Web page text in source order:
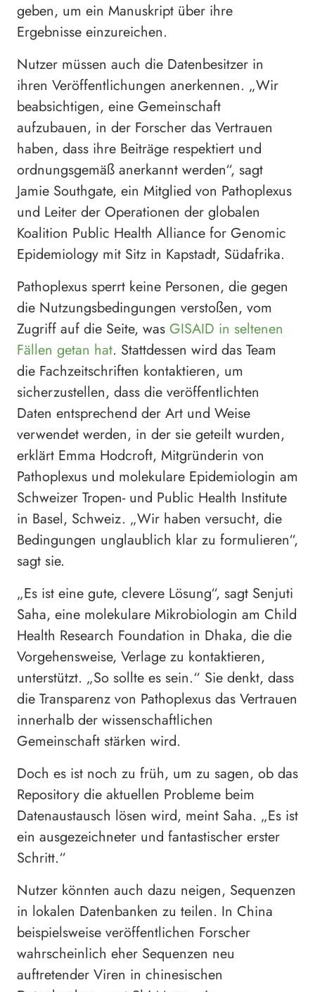
geben, um ein Manuskript über ihre
Ergebnisse einzureichen.
Nutzer müssen auch die Datenbesitzer in
ihren Veröffentlichungen anerkennen. „Wir
beabsichtigen, eine Gemeinschaft
aufzubauen, in der Forscher das Vertrauen
haben, dass ihre Beiträge respektiert und
ordnungsgemäß anerkannt werden“, sagt
Jamie Southgate, ein Mitglied von Pathoplexus
und Leiter der Operationen der globalen
Koalition Public Health Alliance for Genomic
Epidemiology mit Sitz in Kapstadt, Südafrika.
Pathoplexus sperrt keine Personen, die gegen
die Nutzungsbedingungen verstoßen, vom
Zugriff auf die Seite, was GISAID in seltenen
Fällen getan hat. Stattdessen wird das Team
die Fachzeitschriften kontaktieren, um
sicherzustellen, dass die veröffentlichten
Daten entsprechend der Art und Weise
verwendet werden, in der sie geteilt wurden,
erklärt Emma Hodcroft, Mitgründerin von
Pathoplexus und molekulare Epidemiologin am
Schweizer Tropen- und Public Health Institute
in Basel, Schweiz. „Wir haben versucht, die
Bedingungen unglaublich klar zu formulieren“,
sagt sie.
„Es ist eine gute, clevere Lösung“, sagt Senjuti
Saha, eine molekulare Mikrobiologin am Child
Health Research Foundation in Dhaka, die die
Vorgehensweise, Verlage zu kontaktieren,
unterstützt. „So sollte es sein.“ Sie denkt, dass
die Transparenz von Pathoplexus das Vertrauen
innerhalb der wissenschaftlichen
Gemeinschaft stärken wird.
Doch es ist noch zu früh, um zu sagen, ob das
Repository die aktuellen Probleme beim
Datenaustausch lösen wird, meint Saha. „Es ist
ein ausgezeichneter und fantastischer erster
Schritt.“
Nutzer könnten auch dazu neigen, Sequenzen
in lokalen Datenbanken zu teilen. In China
beispielsweise veröffentlichen Forscher
wahrscheinlich eher Sequenzen neu
auftretender Viren in chinesischen